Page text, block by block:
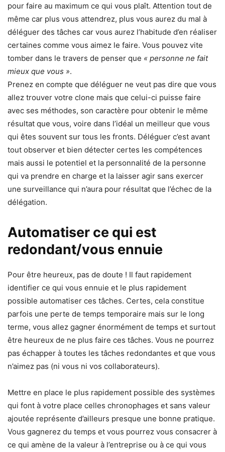
pour faire au maximum ce qui vous plaît. Attention tout de
même car plus vous attendrez, plus vous aurez du mal à
déléguer des tâches car vous aurez l’habitude d’en réaliser
certaines comme vous aimez le faire. Vous pouvez vite
tomber dans le travers de penser que « personne ne fait
mieux que vous ».
Prenez en compte que déléguer ne veut pas dire que vous
allez trouver votre clone mais que celui-ci puisse faire
avec ses méthodes, son caractère pour obtenir le même
résultat que vous, voire dans l’idéal un meilleur que vous
qui êtes souvent sur tous les fronts. Déléguer c’est avant
tout observer et bien détecter certes les compétences
mais aussi le potentiel et la personnalité de la personne
qui va prendre en charge et la laisser agir sans exercer
une surveillance qui n’aura pour résultat que l’échec de la
délégation.
Automatiser ce qui est
redondant/vous ennuie
Pour être heureux, pas de doute ! Il faut rapidement
identifier ce qui vous ennuie et le plus rapidement
possible automatiser ces tâches. Certes, cela constitue
parfois une perte de temps temporaire mais sur le long
terme, vous allez gagner énormément de temps et surtout
être heureux de ne plus faire ces tâches. Vous ne pourrez
pas échapper à toutes les tâches redondantes et que vous
n’aimez pas (ni vous ni vos collaborateurs).
Mettre en place le plus rapidement possible des systèmes
qui font à votre place celles chronophages et sans valeur
ajoutée représente d’ailleurs presque une bonne pratique.
Vous gagnerez du temps et vous pourrez vous consacrer à
ce qui amène de la valeur à l’entreprise ou à ce qui vous